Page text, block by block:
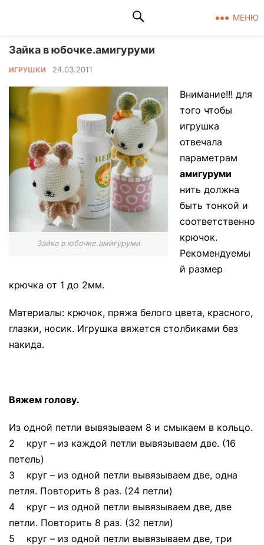
МЕНЮ
Зайка в юбочке.амигуруми
ИГРУШКИ 24.03.2011
Зайка в юбочке.амигуруми
Внимание!!! для
того чтобы
игрушка
отвечала
параметрам
амигуруми
нить должна
быть тонкой и
соответственно
крючок.
Рекомендуемы
й размер
крючка от 1 до 2мм.
Материалы: крючок, пряжа белого цвета, красного,
глазки, носик. Игрушка вяжется столбиками без
накида.
Вяжем голову.
Из одной петли вывязываем 8 и смыкаем в кольцо.
2 круг – из каждой петли вывязываем две. (16
петель)
3 круг – из одной петли вывязываем две, одна
петля. Повторить 8 раз. (24 петли)
4 круг – из одной петли вывязываем две, две
петли. Повторить 8 раз. (32 петли)
5 круг – из одной петли вывязываем две, три